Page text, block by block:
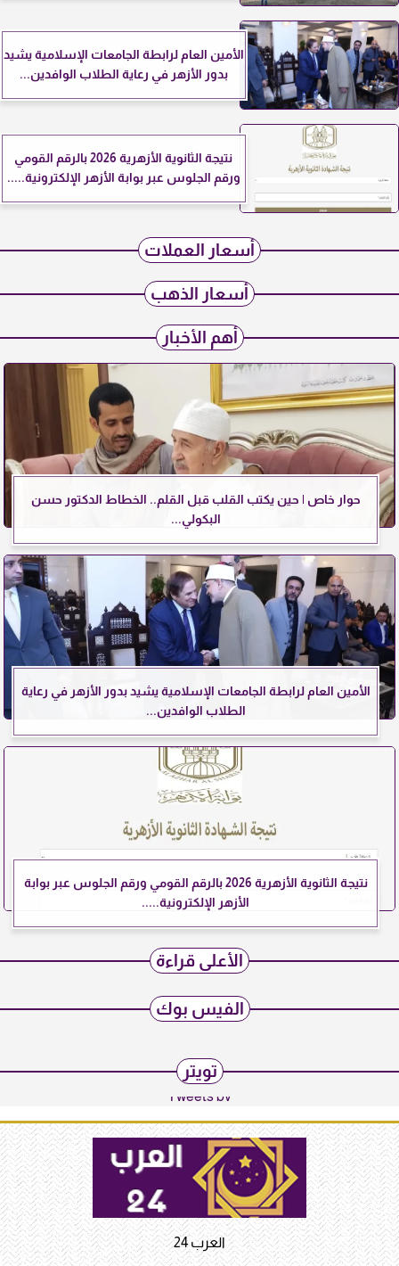
الأمين العام لرابطة الجامعات الإسلامية يشيد
بدور الأزهر في رعاية الطلاب الوافدين...
نتيجة الثانوية الأزهرية 2026 بالرقم القومي
ورقم الجلوس عبر بوابة الأزهر الإلكترونية.....
أسعار العملات
أسعار الذهب
أهم الأخبار
حوار خاص | حين يكتب القلب قبل القلم.. الخطاط الدكتور حسن
البكولي...
الأمين العام لرابطة الجامعات الإسلامية يشيد بدور الأزهر في رعاية
الطلاب الوافدين...
نتيجة الثانوية الأزهرية 2026 بالرقم القومي ورقم الجلوس عبر بوابة
الأزهر الإلكترونية.....
الأعلى قراءة
الفيس بوك
تويتر
Tweets by
العرب 24